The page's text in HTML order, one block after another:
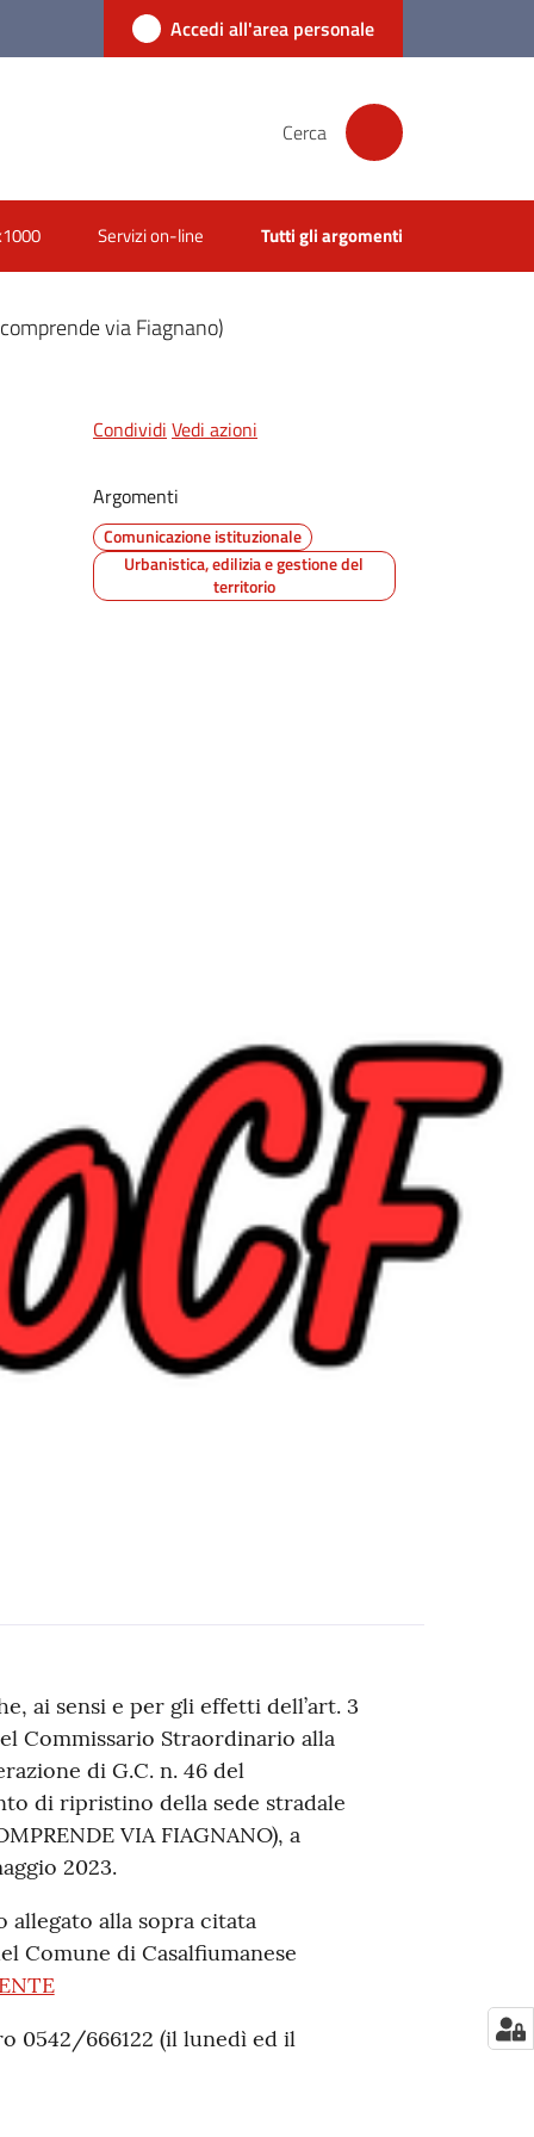
Accedi all'area personale
Cerca
Servizi on-line Tutti gli argomenti
via Fiagnano)
Condividi Vedi azioni
Argomenti
Comunicazione istituzionale
Urbanistica, edilizia e gestione del
territorio
ai sensi e per gli effetti dell’art. 3
Commissario Straordinario alla
di G.C. n. 46 del
di ripristino della sede stradale
VIA FIAGNANO), a
2023.
alla sopra citata
Comune di Casalfiumanese
0542/666122 (il lunedì ed il